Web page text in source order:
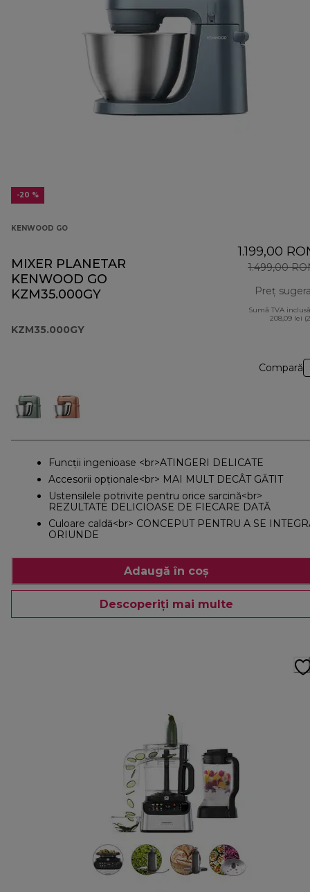
-20 %
KENWOOD GO
MIXER PLANETAR
KENWOOD GO
KZM35.000GY
KZM35.000GY
1.199,00
1.499,00
Preț
Sumă TVA
208,09 lei
Compară
Funcții ingenioase <br>ATINGERI DELICATE
Accesorii opționale<br> MAI MULT DECÂT GĂTIT
Ustensilele potrivite pentru orice sarcină<br>
REZULTATE DELICIOASE DE FIECARE DATĂ
Culoare caldă<br> CONCEPUT PENTRU A SE
ORIUNDE
Adaugă în coș
Descoperiți mai multe